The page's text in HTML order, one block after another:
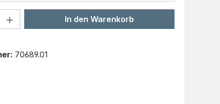
Gib den gewünschten Wert
In den Warenkorb
70689.01